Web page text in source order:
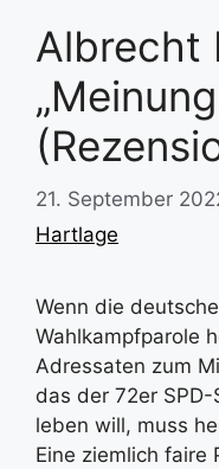
Albrecht
21. September
Hartlage
Wenn die
Wahlkampfparole
Adressaten zum
das der 72er SPD-
leben will, muss
Eine ziemlich faire